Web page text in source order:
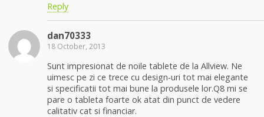
Reply
dan70333
18 October, 2013
Sunt impresionat de noile tablete de la Allview. Ne
uimesc pe zi ce trece cu design-uri tot mai elegante
si specificatii tot mai bune la produsele lor.Q8 mi se
pare o tableta foarte ok atat din punct de vedere
calitativ cat si financiar.